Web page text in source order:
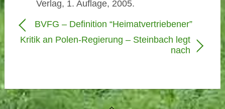
Verlag, 1. Auflage, 2005.
BVFG – Definition “Heimatvertriebener”
Kritik an Polen-Regierung – Steinbach legt
nach